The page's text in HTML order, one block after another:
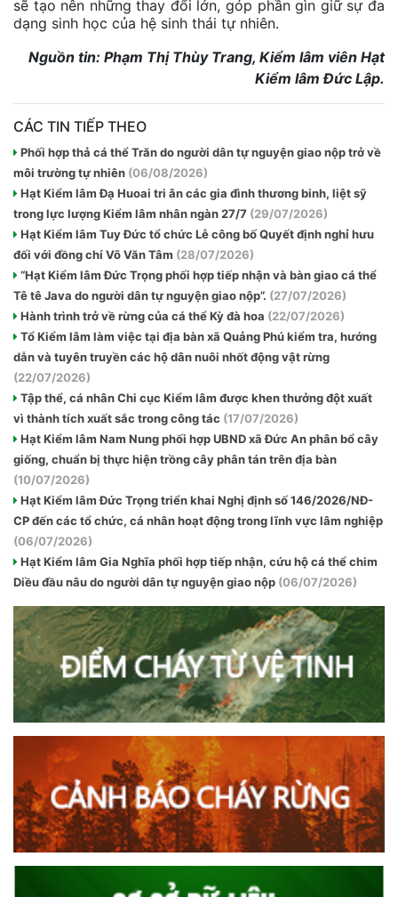
sẽ tạo nên những thay đổi lớn, góp phần gìn giữ sự đa
dạng sinh học của hệ sinh thái tự nhiên.
Nguồn tin: Phạm Thị Thùy Trang, Kiểm lâm viên Hạt
Kiểm lâm Đức Lập.
CÁC TIN TIẾP THEO
Phối hợp thả cá thể Trăn do người dân tự nguyện giao nộp trở về
môi trường tự nhiên (06/08/2026)
Hạt Kiểm lâm Đạ Huoai tri ân các gia đình thương binh, liệt sỹ
trong lực lượng Kiểm lâm nhân ngàn 27/7 (29/07/2026)
Hạt Kiểm lâm Tuy Đức tổ chức Lễ công bố Quyết định nghỉ hưu
đối với đồng chí Võ Văn Tâm (28/07/2026)
“Hạt Kiểm lâm Đức Trọng phối hợp tiếp nhận và bàn giao cá thể
Tê tê Java do người dân tự nguyện giao nộp”. (27/07/2026)
Hành trình trở về rừng của cá thể Kỳ đà hoa (22/07/2026)
Tổ Kiểm lâm làm việc tại địa bàn xã Quảng Phú kiểm tra, hướng
dẫn và tuyên truyền các hộ dân nuôi nhốt động vật rừng
(22/07/2026)
Tập thể, cá nhân Chi cục Kiểm lâm được khen thưởng đột xuất
vì thành tích xuất sắc trong công tác (17/07/2026)
Hạt Kiểm lâm Nam Nung phối hợp UBND xã Đức An phân bổ cây
giống, chuẩn bị thực hiện trồng cây phân tán trên địa bàn
(10/07/2026)
Hạt Kiểm lâm Đức Trọng triển khai Nghị định số 146/2026/NĐ-
CP đến các tổ chức, cá nhân hoạt động trong lĩnh vực lâm nghiệp
(06/07/2026)
Hạt Kiểm lâm Gia Nghĩa phối hợp tiếp nhận, cứu hộ cá thể chim
Diều đầu nâu do người dân tự nguyện giao nộp (06/07/2026)